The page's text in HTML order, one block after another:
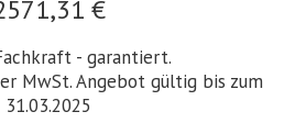
€
- garantiert.
MwSt. Angebot gültig bis zum
31.03.2025